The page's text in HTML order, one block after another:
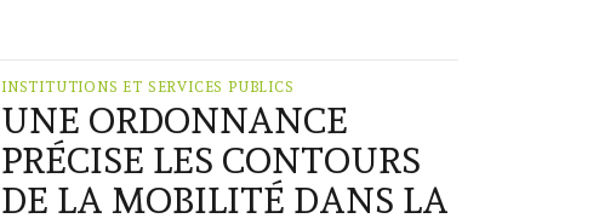
INSTITUTIONS ET SERVICES PUBLICS
UNE ORDONNANCE
PRÉCISE LES CONTOURS
DE LA MOBILITÉ DANS LA